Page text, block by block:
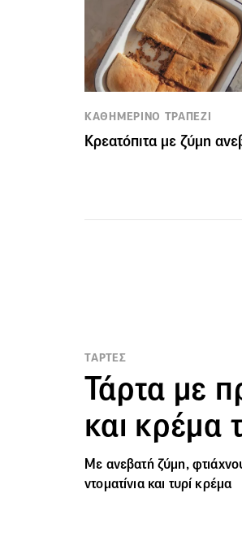
ΚΑΘΗΜΕΡΙΝΟ ΤΡΑΠΕΖΙ
Κρεατόπιτα με ζύμη
TΑΡΤΕΣ
Τάρτα με
και κρέμα
Με ανεβατή ζύμη,
ντοματίνια και τυρί κρέμα